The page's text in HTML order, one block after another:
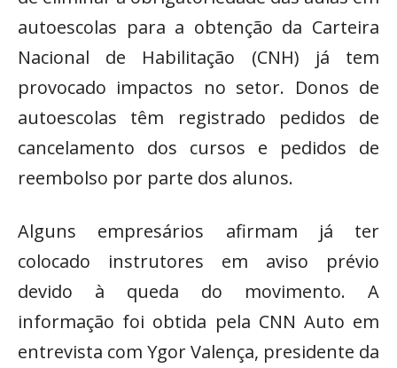
autoescolas para a obtenção da Carteira
Nacional de Habilitação (CNH) já tem
provocado impactos no setor. Donos de
autoescolas têm registrado pedidos de
cancelamento dos cursos e pedidos de
reembolso por parte dos alunos.
Alguns empresários afirmam já ter
colocado instrutores em aviso prévio
devido à queda do movimento. A
informação foi obtida pela CNN Auto em
entrevista com Ygor Valença, presidente da